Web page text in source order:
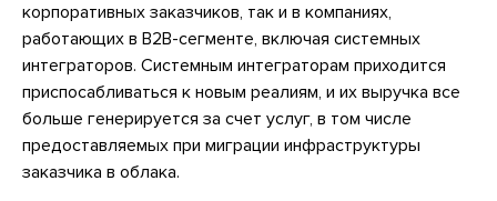
корпоративных заказчиков, так и в компаниях,
работающих в B2B-сегменте, включая системных
интеграторов. Системным интеграторам приходится
приспосабливаться к новым реалиям, и их выручка все
больше генерируется за счет услуг, в том числе
предоставляемых при миграции инфраструктуры
заказчика в облака.